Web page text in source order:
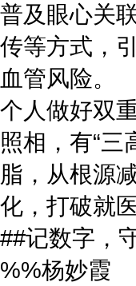
普及眼心关
传等方式，
血管风险。
个人做好双
照相，有“三
脂，从根源
化，打破就
##记数字，
%%杨妙霞